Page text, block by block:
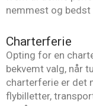
nemmest og
Charterferie
Opting for en
bekvemt valg, når
charterferie er det
flybilletter,